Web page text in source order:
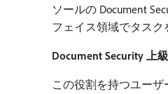
ソールの Document
フェイス領域でタスク
Document Security 上
この役割を持つユー